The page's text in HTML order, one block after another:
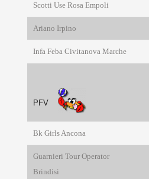
Scotti Use Rosa Empoli
Ariano Irpino
Infa Feba Civitanova Marche
PFV
Bk Girls Ancona
Guarnieri Tour Operator
Brindisi